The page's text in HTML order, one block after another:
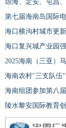
琼海、定安、屯昌
第七届海南岛国际
海口横沟村城市更
海口复兴城产业园
2025海南（三亚）
海南农村"三支队伍
海南组团参加第八
陵水黎安国际教育